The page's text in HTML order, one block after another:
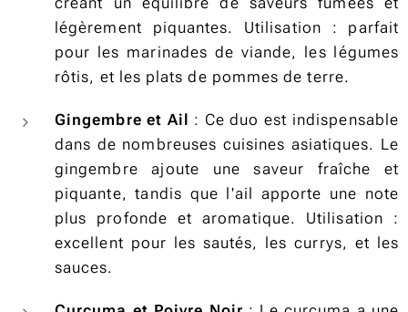
légèrement piquantes. Utilisation : parfait
pour les marinades de viande, les légumes
rôtis, et les plats de pommes de terre.
Gingembre et Ail : Ce duo est indispensable
dans de nombreuses cuisines asiatiques. Le
gingembre ajoute une saveur fraîche et
piquante, tandis que l'ail apporte une note
plus profonde et aromatique. Utilisation :
excellent pour les sautés, les currys, et les
sauces.